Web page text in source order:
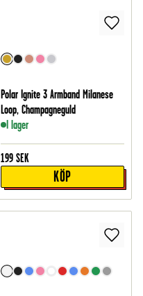
Polar Ignite 3 Armband Milanese
Loop, Champagneguld
I lager
199 SEK
KÖP